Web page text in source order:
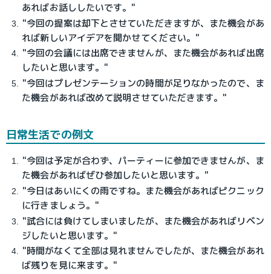
あればお話ししたいです。"
"今回の提案は却下とさせていただきますが、また機会があ
れば新しいアイデアを聞かせてください。"
"今回の会議には出席できませんが、また機会があれば出席
したいと思います。"
"今回はプレゼンテーションの時間が足りなかったので、ま
た機会があれば改めて説明させていただきます。"
日常生活での例文
"今回は予定が合わず、パーティーに参加できませんが、ま
た機会があればぜひ参加したいと思います。"
"今日はあいにくの雨ですね。また機会があればピクニック
に行きましょう。"
"試合には負けてしまいましたが、また機会があればリベン
ジしたいと思います。"
"時間がなくて全部は見れませんでしたが、また機会があれ
ば残りを見に来ます。"